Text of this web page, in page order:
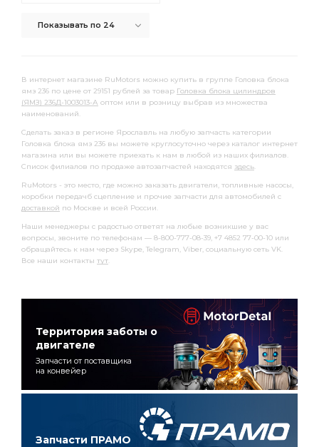
Показывать по 24
В интернет магазине RuMotors можно купить в группе Головка блока
ямз 236 по цене от 29151 рублей за товар Головка блока цилиндров
(ЯМЗ) 236Д-1003013-А оптом или в розницу выбрав из множества
наименований.
Сделать заказ в регионе Ярославль на любую запчасть категории
Головка блока ямз 236 вы можете круглосуточно через каталог интернет
магазина или вы можете приехать к нам в любой из наших филиалов.
Список филиалов по продаже автозапчастей находятся здесь.
RuMotors - это место, где можно заказать двигатели, топливные насосы,
коробки передачб сцепление и прочие запчасти для автомобилей с
доставкой по Москве и всей России.
Наши менеджеры с радостью ответят на любые возникшие у вас
вопросы, звоните по телефонам — 8-800-777-08-39, +7 4852 77-00-10 или
обращайтесь к нам через Skype, Telegram, Viber, социальную сеть VK.
Все наши контакты тут.
Территория заботы о
двигателе
Запчасти от поставщика
на конвейер
Запчасти ПРАМО